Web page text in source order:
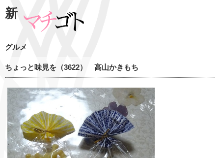
新
グルメ
ちょっと味見を（3622） 高山かきもち